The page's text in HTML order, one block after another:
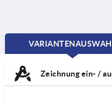
CURRENT
Zeichnung ein- /